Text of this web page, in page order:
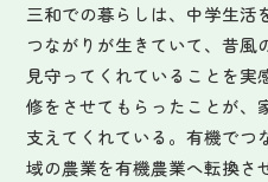
三和での暮らしは、中学生活
つながりが生きていて、昔風
見守ってくれていることを実
修をさせてもらったことが、
支えてくれている。有機でつ
域の農業を有機農業へ転換さ